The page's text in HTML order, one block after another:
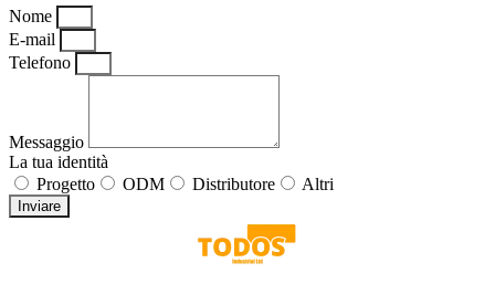
Nome
E-mail
Telefono
Messaggio
La tua identità
Progetto
ODM Distributore Altri
Inviare